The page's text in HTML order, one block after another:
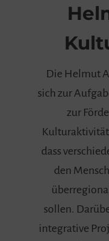
Die Helmut
sich zur
zur
dass
den
sollen.
integrative